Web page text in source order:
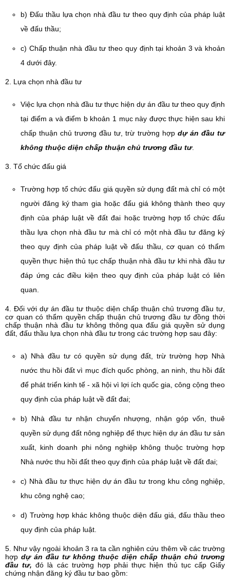
b) Đấu thầu lựa chọn nhà đầu tư theo quy định của pháp luật
về đấu thầu;
c) Chấp thuận nhà đầu tư theo quy định tại khoản 3 và khoản
4 dưới đây.
2. Lựa chọn nhà đầu tư
Việc lựa chọn nhà đầu tư thực hiện dự án đầu tư theo quy định
tại điểm a và điểm b khoản 1 mục này được thực hiện sau khi
chấp thuận chủ trương đầu tư, trừ trường hợp dự án đầu tư
không thuộc diện chấp thuận chủ trương đầu tư.
3. Tổ chức đấu giá
Trường hợp tổ chức đấu giá quyền sử dụng đất mà chỉ có một
người đăng ký tham gia hoặc đấu giá không thành theo quy
định của pháp luật về đất đai hoặc trường hợp tổ chức đấu
thầu lựa chọn nhà đầu tư mà chỉ có một nhà đầu tư đăng ký
theo quy định của pháp luật về đấu thầu, cơ quan có thẩm
quyền thực hiện thủ tục chấp thuận nhà đầu tư khi nhà đầu tư
đáp ứng các điều kiện theo quy định của pháp luật có liên
quan.
4. Đối với dự án đầu tư thuộc diện chấp thuận chủ trương đầu tư,
cơ quan có thẩm quyền chấp thuận chủ trương đầu tư đồng thời
chấp thuận nhà đầu tư không thông qua đấu giá quyền sử dụng
đất, đấu thầu lựa chọn nhà đầu tư trong các trường hợp sau đây:
a) Nhà đầu tư có quyền sử dụng đất, trừ trường hợp Nhà
nước thu hồi đất vì mục đích quốc phòng, an ninh, thu hồi đất
để phát triển kinh tế - xã hội vì lợi ích quốc gia, công cộng theo
quy định của pháp luật về đất đai;
b) Nhà đầu tư nhận chuyển nhượng, nhận góp vốn, thuê
quyền sử dụng đất nông nghiệp để thực hiện dự án đầu tư sản
xuất, kinh doanh phi nông nghiệp không thuộc trường hợp
Nhà nước thu hồi đất theo quy định của pháp luật về đất đai;
c) Nhà đầu tư thực hiện dự án đầu tư trong khu công nghiệp,
khu công nghệ cao;
d) Trường hợp khác không thuộc diện đấu giá, đấu thầu theo
quy định của pháp luật.
5. Như vậy ngoài khoản 3 ra ta cần nghiên cứu thêm về các trường
hợp dự án đầu tư không thuộc diện chấp thuận chủ trương
đầu tư,đó là các trường hợp phải thực hiện thủ tục cấp Giấy
chứng nhận đăng ký đầu tư bao gồm: